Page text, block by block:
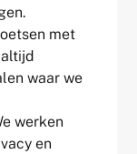
met
waar we
werken
en